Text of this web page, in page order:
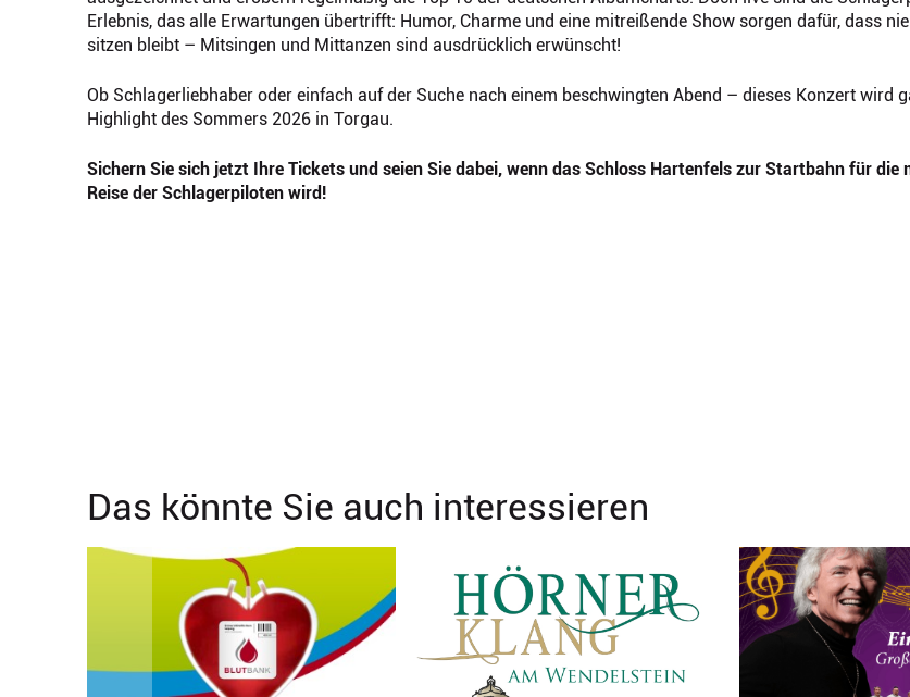
Erlebnis, das alle Erwartungen übertrifft: Humor, Charme und eine mitreißende Show sorgen dafür, dass
sitzen bleibt – Mitsingen und Mittanzen sind ausdrücklich erwünscht!
Ob Schlagerliebhaber oder einfach auf der Suche nach einem beschwingten Abend – dieses Konzert wird
Highlight des Sommers 2026 in Torgau.
Sichern Sie sich jetzt Ihre Tickets und seien Sie dabei, wenn das Schloss Hartenfels zur Startbahn für die
Reise der Schlagerpiloten wird!
Das könnte Sie auch interessieren